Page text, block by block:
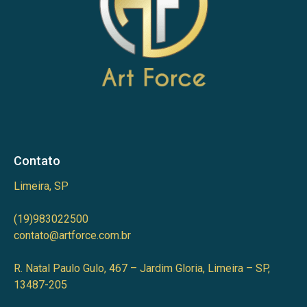
Contato
Limeira, SP
(19)983022500
contato@artforce.com.br
R. Natal Paulo Gulo, 467 – Jardim Gloria, Limeira – SP,
13487-205